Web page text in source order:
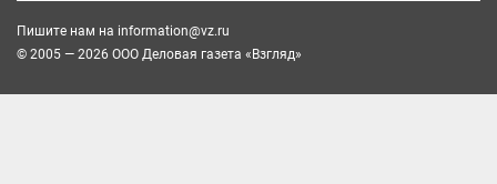
Пишите нам на information@vz.ru
© 2005 — 2026 ООО Деловая газета «Взгляд»